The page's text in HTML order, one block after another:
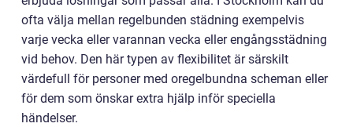
ofta välja mellan regelbunden städning exempelvis
varje vecka eller varannan vecka eller engångsstädning
vid behov. Den här typen av flexibilitet är särskilt
värdefull för personer med oregelbundna scheman eller
för dem som önskar extra hjälp inför speciella
händelser.